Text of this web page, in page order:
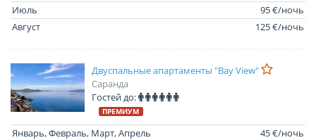
Июль
95 €/ночь
Август
125 €/ночь
Двуспальные апартаменты "Bay View"
Саранда
Гостей до:
ПРЕМИУМ
Январь, Февраль, Март, Апрель
45 €/ночь